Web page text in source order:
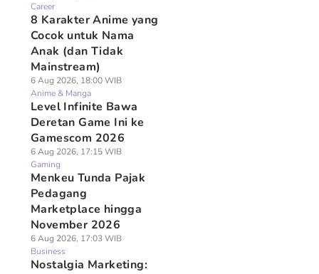
Career
8 Karakter Anime yang
Cocok untuk Nama
Anak (dan Tidak
Mainstream)
6 Aug 2026, 18:00 WIB
Anime & Manga
Level Infinite Bawa
Deretan Game Ini ke
Gamescom 2026
6 Aug 2026, 17:15 WIB
Gaming
Menkeu Tunda Pajak
Pedagang
Marketplace hingga
November 2026
6 Aug 2026, 17:03 WIB
Business
Nostalgia Marketing: